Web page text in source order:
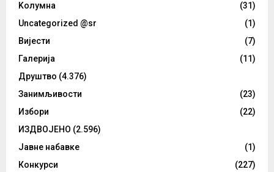
Kолумнa
(31)
Uncategorized @sr
(1)
Вијести
(7)
Галерија
(11)
Друштво (4.376)
Занимљивости
(23)
Избори
(22)
ИЗДВОЈЕНО (2.596)
Јавне набавке
(1)
Конкурси
(227)